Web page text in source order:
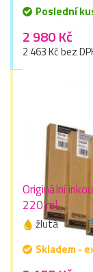
Poslední
2 980 Kč
2 463 Kč bez
Originální
220 ml
žlutá
Skladem -